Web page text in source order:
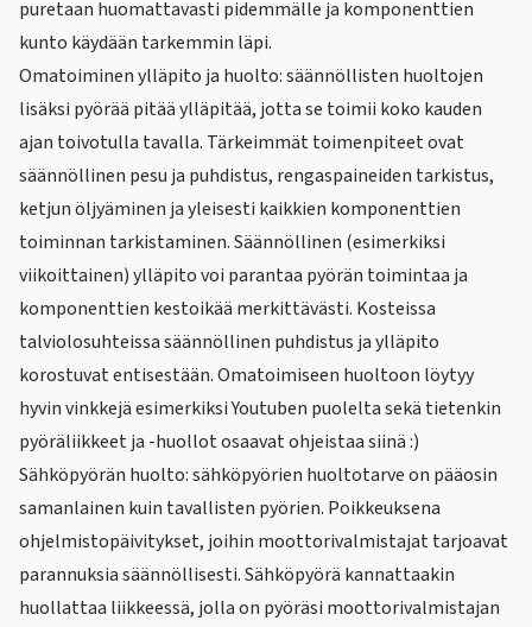
puretaan huomattavasti pidemmälle ja komponenttien
kunto käydään tarkemmin läpi.
Omatoiminen ylläpito ja huolto: säännöllisten huoltojen
lisäksi pyörää pitää ylläpitää, jotta se toimii koko kauden
ajan toivotulla tavalla. Tärkeimmät toimenpiteet ovat
säännöllinen pesu ja puhdistus, rengaspaineiden tarkistus,
ketjun öljyäminen ja yleisesti kaikkien komponenttien
toiminnan tarkistaminen. Säännöllinen (esimerkiksi
viikoittainen) ylläpito voi parantaa pyörän toimintaa ja
komponenttien kestoikää merkittävästi. Kosteissa
talviolosuhteissa säännöllinen puhdistus ja ylläpito
korostuvat entisestään. Omatoimiseen huoltoon löytyy
hyvin vinkkejä esimerkiksi Youtuben puolelta sekä tietenkin
pyöräliikkeet ja -huollot osaavat ohjeistaa siinä :)
Sähköpyörän huolto: sähköpyörien huoltotarve on pääosin
samanlainen kuin tavallisten pyörien. Poikkeuksena
ohjelmistopäivitykset, joihin moottorivalmistajat tarjoavat
parannuksia säännöllisesti. Sähköpyörä kannattaakin
huollattaa liikkeessä, jolla on pyöräsi moottorivalmistajan